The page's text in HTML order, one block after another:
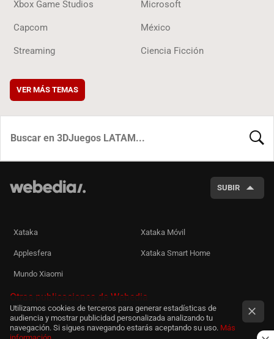
Xbox Game Studios Microsoft
Capcom México
Streaming Ciencia Ficción
VER MÁS TEMAS
SUBIR
Xataka Xataka Móvil
Applesfera Xataka Smart Home
Mundo Xiaomi
Otras publicaciones de Webedia
Utilizamos cookies de terceros para generar estadísticas de
audiencia y mostrar publicidad personalizada analizando tu
navegación. Si sigues navegando estarás aceptando su uso. Más